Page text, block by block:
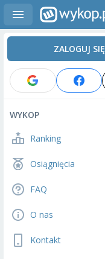
ZALOGUJ SIĘ
WYKOP
Ranking
Osiągnięcia
FAQ
O nas
Kontakt